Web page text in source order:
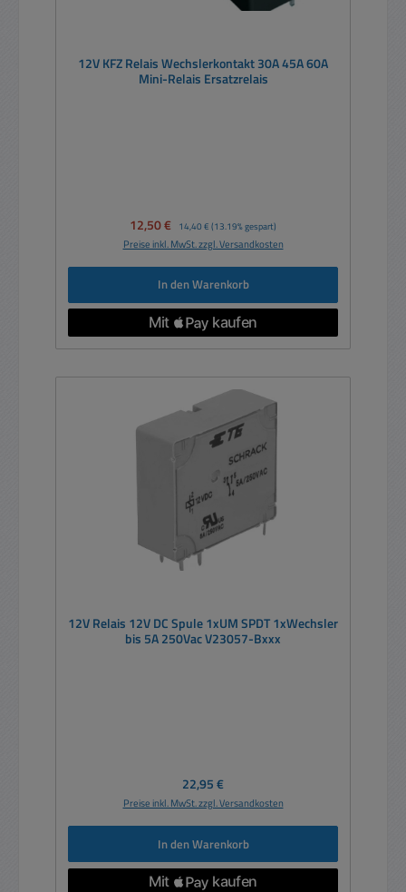
12V KFZ Relais Wechslerkontakt 30A 45A 60A
Mini-Relais Ersatzrelais
Verkaufspreis:
12,50 € Regulärer Preis:
14,40 € (13.19% gespart)
Preise inkl. MwSt. zzgl. Versandkosten
In den Warenkorb
12V Relais 12V DC Spule 1xUM SPDT 1xWechsler
bis 5A 250Vac V23057-Bxxx
Regulärer Preis:
22,95 €
Preise inkl. MwSt. zzgl. Versandkosten
In den Warenkorb